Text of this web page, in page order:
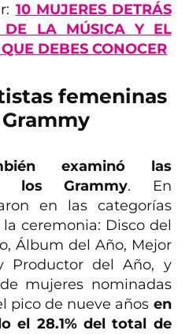
10 MUJERES DETRÁS
DE LA MÚSICA Y EL
DEBES CONOCER
femeninas
examinó las
los Grammy. En
en las categorías
ceremonia: Disco del
Álbum del Año, Mejor
Productor del Año, y
mujeres nominadas
pico de nueve años en
el 28.1% del total de